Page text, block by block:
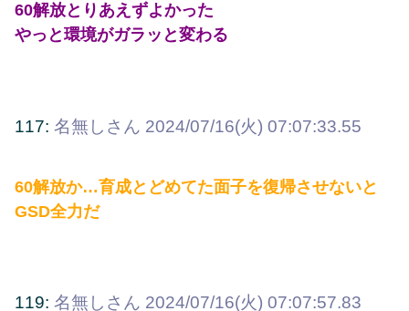
60解放とりあえずよかった
やっと環境がガラッと変わる
117: 名無しさん 2024/07/16(火) 07:07:33.55
60解放か…育成とどめてた面子を復帰させないと
GSD全力だ
119: 名無しさん 2024/07/16(火) 07:07:57.83